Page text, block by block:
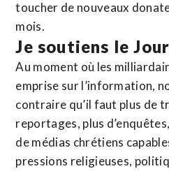
toucher de nouveaux
mois.
Je soutiens le
Au moment où les
emprise sur l’information,
contraire qu’il faut plus de
reportages, plus
de médias chrétiens
pressions religieuses,